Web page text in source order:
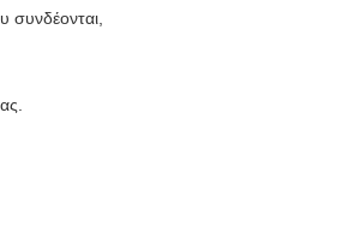
συνδέονται,